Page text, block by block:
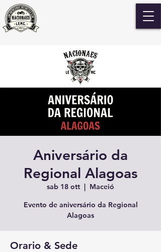
Aniversário da
Regional Alagoas
sab 18 ott
  |
Maceió
Evento de aniversário da Regional
Alagoas
Orario & Sede